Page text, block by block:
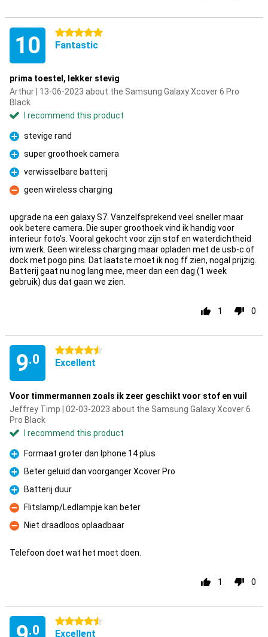
10 5 stars
Fantastic
prima toestel, lekker stevig
Arthur | 13-06-2023 about the Samsung Galaxy Xcover 6 Pro
Black
I recommend this product
Pro
stevige rand
Pro
super groothoek camera
Pro
verwisselbare batterij
Con
geen wireless charging
upgrade na een galaxy S7. Vanzelfsprekend veel sneller maar
ook betere camera. Die super groothoek vind ik handig voor
interieur foto's. Vooral gekocht voor zijn stof en waterdichtheid
ivm werk. Geen wireless charging maar opladen met de usb-c of
dock met pogo pins. Dat laatste moet ik nog ff zien, nogal prijzig.
Batterij gaat nu nog lang mee, meer dan een dag (1 week
gebruik) dus dat gaan we zien.
1 0
9.0
4.5 stars
Excellent
Voor timmermannen zoals ik zeer geschikt voor stof en vuil
Jeffrey Timp | 02-03-2023 about the Samsung Galaxy Xcover 6
Pro Black
I recommend this product
Pro
Formaat groter dan Iphone 14 plus
Pro
Beter geluid dan voorganger Xcover Pro
Pro
Batterij duur
Con
Flitslamp/Ledlampje kan beter
Con
Niet draadloos oplaadbaar
Telefoon doet wat het moet doen.
1 0
.0
4.5 stars
Excellent